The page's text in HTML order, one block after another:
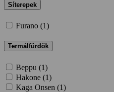
Síterepek
Furano (1)
Termálfürdők
Beppu (1)
Hakone (1)
Kaga Onsen (1)